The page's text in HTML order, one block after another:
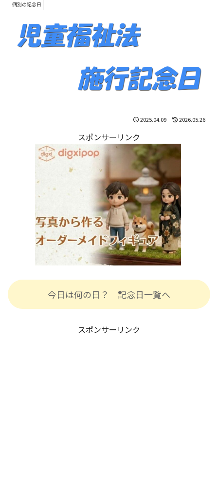
個別の記念日
2025.04.09 2026.05.26
スポンサーリンク
今日は何の日？ 記念日一覧へ
スポンサーリンク